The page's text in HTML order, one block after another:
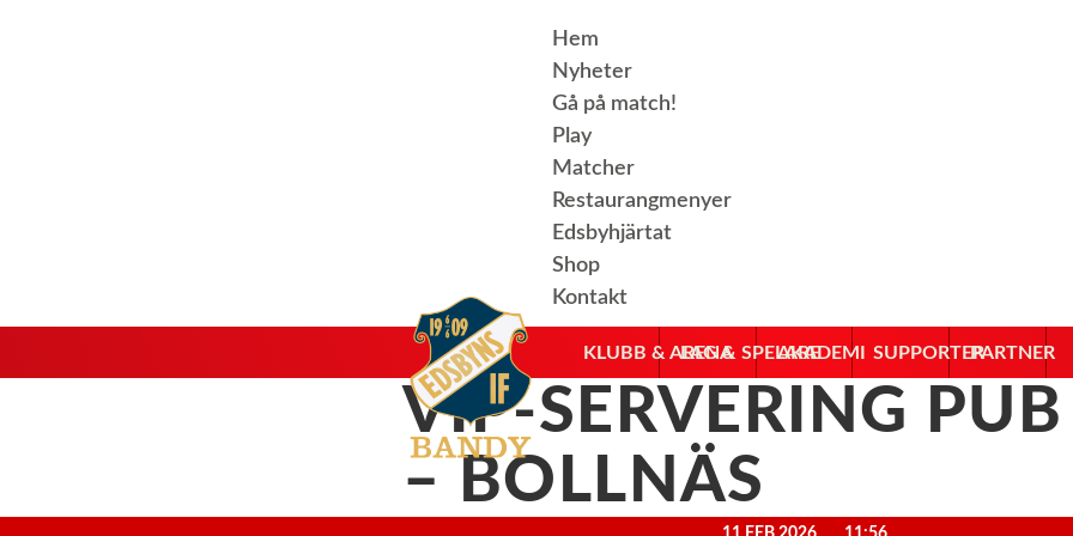
Hem
Nyheter
Gå på match!
Play
Matcher
Restaurangmenyer
Edsbyhjärtat
Shop
Kontakt
KLUBB & ARENALAG & SPELAREAKADEMI SUPPORTERPARTNER
VIP-SERVERING PUB
– BOLLNÄS